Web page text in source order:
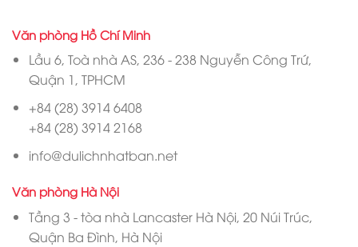
Văn phòng Hồ Chí Minh
Lầu 6, Toà nhà AS, 236 - 238 Nguyễn Công Trứ,
Quận 1, TPHCM
+84 (28) 3914 6408
+84 (28) 3914 2168
info@dulichnhatban.net
Văn phòng Hà Nội
Tầng 3 - tòa nhà Lancaster Hà Nội, 20 Núi Trúc,
Quận Ba Đình, Hà Nội